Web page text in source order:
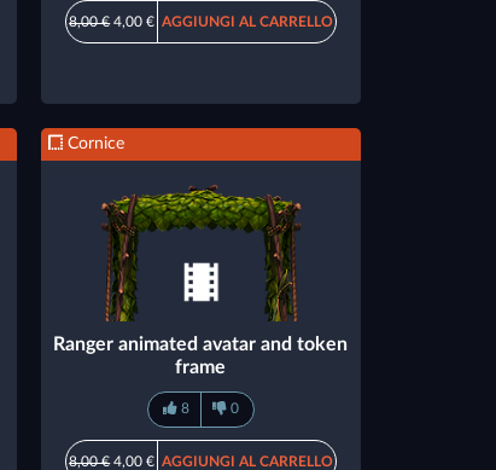
8,00 €4,00 € AGGIUNGI AL CARRELLO
Cornice
Ranger animated avatar and token
frame
8 0
8,00 €4,00 € AGGIUNGI AL CARRELLO